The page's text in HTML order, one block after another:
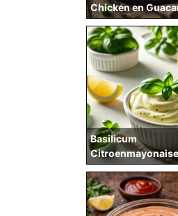
Basilicum
Citroenmayonaise
Chicken en